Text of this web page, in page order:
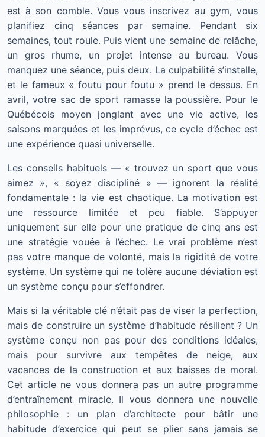
est à son comble. Vous vous inscrivez au gym, vous
planifiez cinq séances par semaine. Pendant six
semaines, tout roule. Puis vient une semaine de relâche,
un gros rhume, un projet intense au bureau. Vous
manquez une séance, puis deux. La culpabilité s’installe,
et le fameux « foutu pour foutu » prend le dessus. En
avril, votre sac de sport ramasse la poussière. Pour le
Québécois moyen jonglant avec une vie active, les
saisons marquées et les imprévus, ce cycle d’échec est
une expérience quasi universelle.
Les conseils habituels — « trouvez un sport que vous
aimez », « soyez discipliné » — ignorent la réalité
fondamentale : la vie est chaotique. La motivation est
une ressource limitée et peu fiable. S’appuyer
uniquement sur elle pour une pratique de cinq ans est
une stratégie vouée à l’échec. Le vrai problème n’est
pas votre manque de volonté, mais la rigidité de votre
système. Un système qui ne tolère aucune déviation est
un système conçu pour s’effondrer.
Mais si la véritable clé n’était pas de viser la perfection,
mais de construire un système d’habitude résilient ? Un
système conçu non pas pour des conditions idéales,
mais pour survivre aux tempêtes de neige, aux
vacances de la construction et aux baisses de moral.
Cet article ne vous donnera pas un autre programme
d’entraînement miracle. Il vous donnera une nouvelle
philosophie : un plan d’architecte pour bâtir une
habitude d’exercice qui peut se plier sans jamais se